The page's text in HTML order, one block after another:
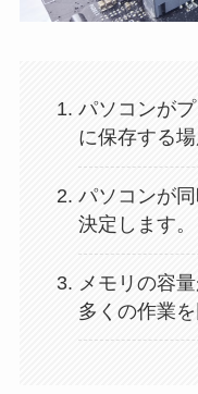
パソコンが
に保存する場
パソコンが
決定します。
メモリの容
多くの作業を